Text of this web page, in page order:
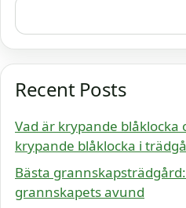
Recent Posts
Vad är krypande
krypande blåklocka i
Bästa
grannskapets avund